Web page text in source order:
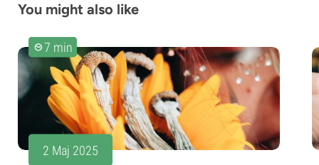
You might also like
7 min
2 Maj 2025